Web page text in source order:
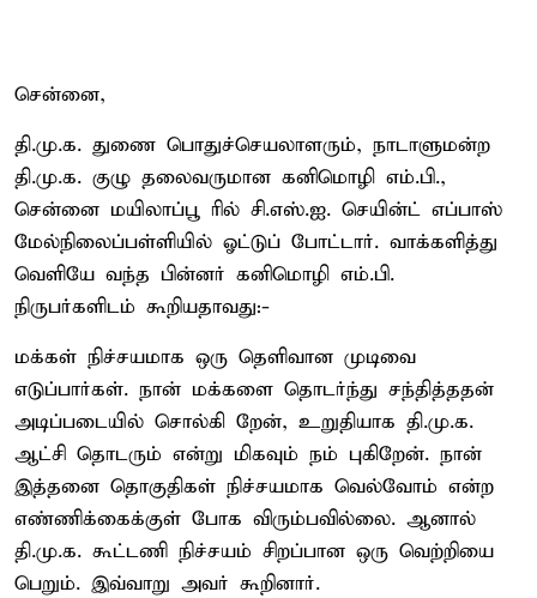
சென்னை,
தி.மு.க. துணை பொதுச்செயலாளரும், நாடாளுமன்ற
தி.மு.க. குழு தலைவருமான கனிமொழி எம்.பி.,
சென்னை மயிலாப்பூ ரில் சி.எஸ்.ஐ. செயின்ட் எப்பாஸ்
மேல்நிலைப்பள்ளியில் ஓட்டுப் போட்டார். வாக்களித்து
வெளியே வந்த பின்னர் கனிமொழி எம்.பி.
நிருபர்களிடம் கூறியதாவது:-
மக்கள் நிச்சயமாக ஒரு தெளிவான முடிவை
எடுப்பார்கள். நான் மக்களை தொடர்ந்து சந்தித்ததன்
அடிப்படையில் சொல்கி றேன், உறுதியாக தி.மு.க.
ஆட்சி தொடரும் என்று மிகவும் நம் புகிறேன். நான்
இத்தனை தொகுதிகள் நிச்சயமாக வெல்வோம் என்ற
எண்ணிக்கைக்குள் போக விரும்பவில்லை. ஆனால்
தி.மு.க. கூட்டணி நிச்சயம் சிறப்பான ஒரு வெற்றியை
பெறும். இவ்வாறு அவர் கூறினார்.